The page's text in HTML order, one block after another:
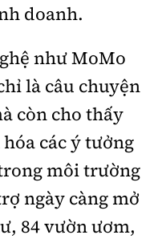
doanh.
như MoMo
là câu chuyện
còn cho thấy
các ý tưởng
môi trường
ngày càng mở
84 vườn ươm,